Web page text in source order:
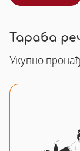
Тараба
Укупно